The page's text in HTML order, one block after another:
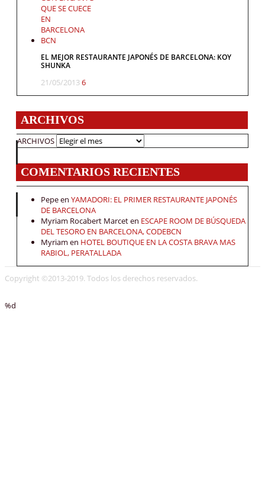
EL MEJOR RESTAURANTE JAPONÉS DE BARCELONA: KOY
SHUNKA
21/05/20136
ARCHIVOS
ARCHIVOS
COMENTARIOS RECIENTES
Pepeen YAMADORI: EL PRIMER RESTAURANTE JAPONÉS
DE BARCELONA
Myriam Rocabert Marceten ESCAPE ROOM DE BÚSQUEDA
DEL TESORO EN BARCELONA, CODEBCN
Myriam en HOTEL BOUTIQUE EN LA COSTA BRAVA MAS
RABIOL, PERATALLADA
Copyright ©2013-2019. Todos los derechos reservados.
%d